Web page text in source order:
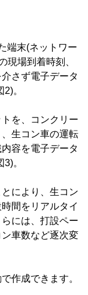
端末(ネットワー
現場到着時刻、
さず電子データ
。
を、コンクリー
生コン車の運転
容を電子データ
。
により、生コン
間をリアルタイ
には、打設ペー
車数など逐次変
作成できます。